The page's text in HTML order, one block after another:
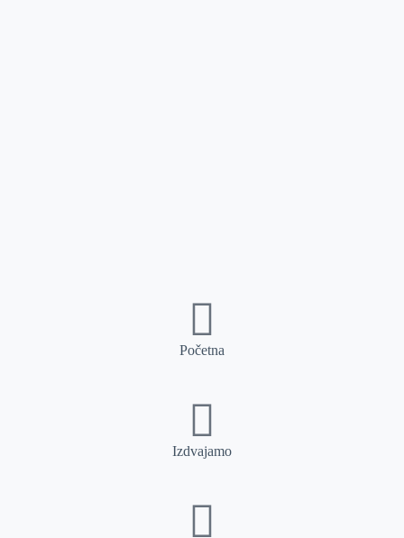
Početna
Izdvajamo